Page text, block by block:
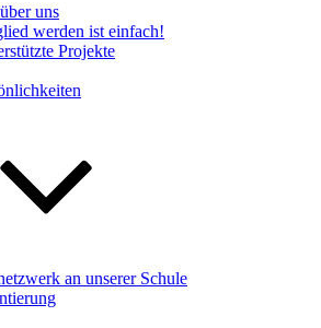
uns
werden ist einfach!
Projekte
an unserer Schule